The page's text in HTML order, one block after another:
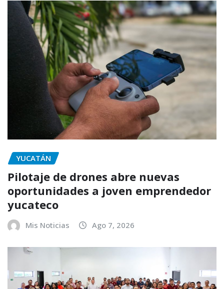
YUCATÁN
Pilotaje de drones abre nuevas
oportunidades a joven emprendedor
yucateco
Mis Noticias Ago 7, 2026